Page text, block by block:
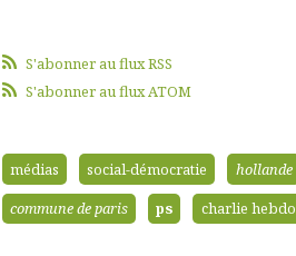
S'abonner au flux RSS
S'abonner au flux ATOM
médias social-démocratie hollande
commune de paris
ps charlie hebdo